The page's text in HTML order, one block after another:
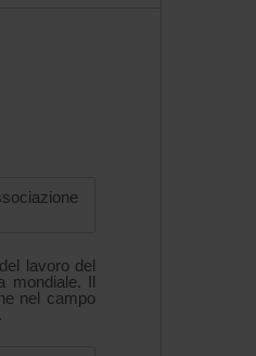
lavoro del
mondiale. Il
nel campo